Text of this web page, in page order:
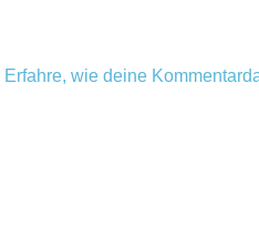
Erfahre, wie deine